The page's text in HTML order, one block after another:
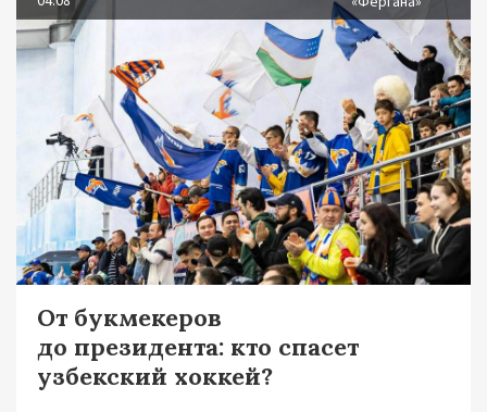
От букмекеров
до президента: кто спасет
узбекский хоккей?